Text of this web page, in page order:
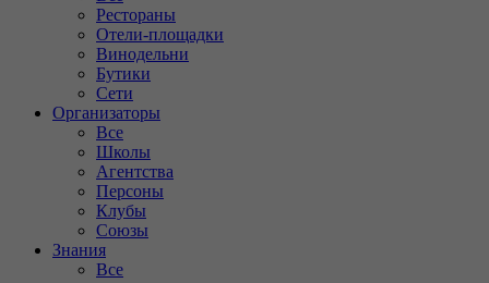
Рестораны
Отели-площадки
Винодельни
Бутики
Сети
Организаторы
Все
Школы
Агентства
Персоны
Клубы
Союзы
Знания
Все